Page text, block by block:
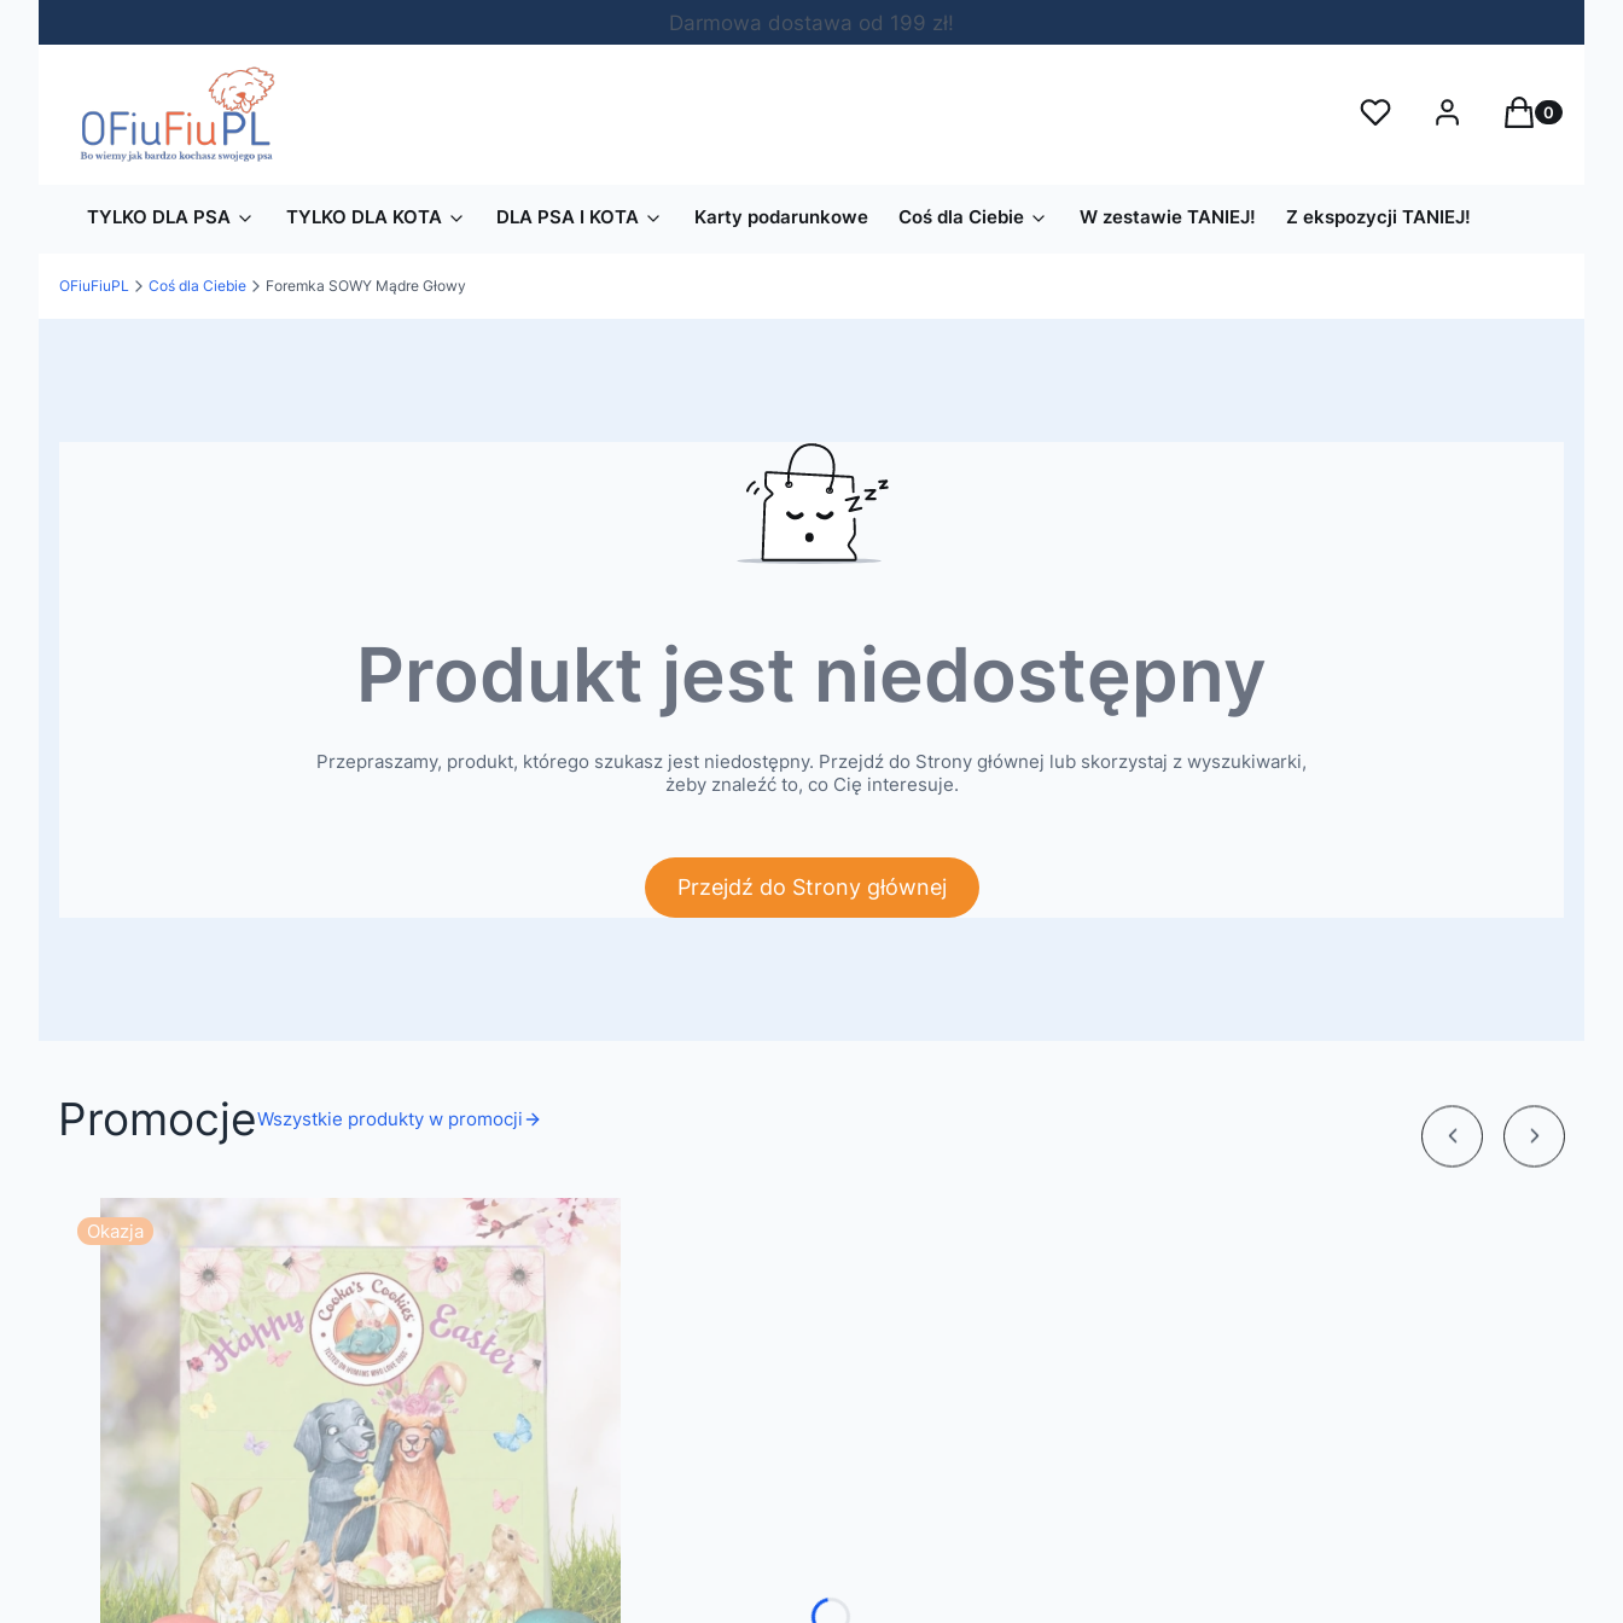
Darmowa dostawa od 199 zł!
Ulubione Zaloguj sięProdukty w
Koszyk
TYLKO DLA PSA TYLKO DLA KOTA DLA PSA I KOTA Karty podarunkowe Coś dla Ciebie W zestawie TANIEJ! Z ekspozycji TANIEJ!
OFiuFiuPL Coś dla Ciebie Foremka SOWY Mądre Głowy
Produkt jest niedostępny
Przepraszamy, produkt, którego szukasz jest niedostępny. Przejdź do Strony głównej lub skorzystaj z wyszukiwarki,
żeby znaleźć to, co Cię interesuje.
Przejdź do Strony głównej
PromocjeWszystkie produkty w promocji
Okazja